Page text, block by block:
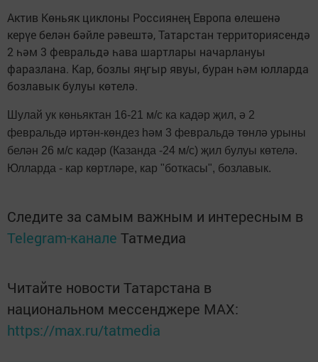
Актив Көньяк циклоны Россиянең Европа өлешенә
керүе белән бәйле рәвештә, Татарстан территориясендә
2 һәм 3 февральдә һава шартлары начарлануы
фаразлана. Кар, бозлы яңгыр явуы, буран һәм юлларда
бозлавык булуы көтелә.
Шулай ук көньяктан 16-21 м/с ка кадәр җил, ә 2
февральдә иртән-көндез һәм 3 февральдә төнлә урыны
белән 26 м/с кадәр (Казанда -24 м/с) җил булуы көтелә.
Юлларда - кар көртләре, кар "боткасы", бозлавык.
Следите за самым важным и интересным в
Telegram-канале Татмедиа
Читайте новости Татарстана в
национальном мессенджере MАХ:
https://max.ru/tatmedia